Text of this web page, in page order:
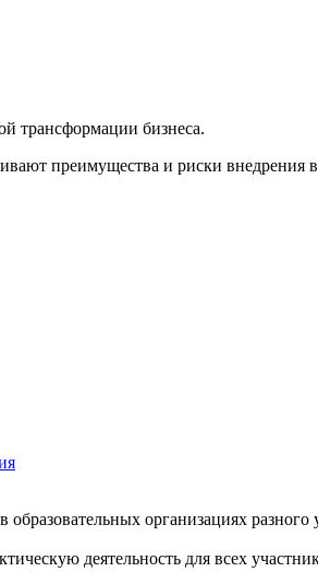
трансформации бизнеса.
преимущества и риски внедрения
организациях разного
деятельность для всех